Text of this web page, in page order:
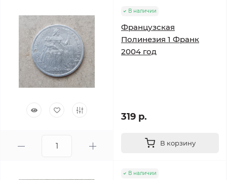
В наличии
Французская
Полинезия 1 Франк
2004 год
319 р.
В корзину
В наличии